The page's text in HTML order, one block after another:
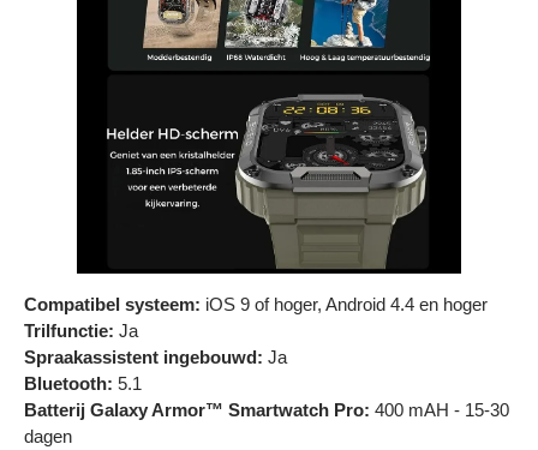
Compatibel systeem: iOS 9 of hoger, Android 4.4 en hoger
Trilfunctie: Ja
Spraakassistent ingebouwd: Ja
Bluetooth: 5.1
Batterij Galaxy Armor™ Smartwatch Pro: 400 mAH - 15-30
dagen